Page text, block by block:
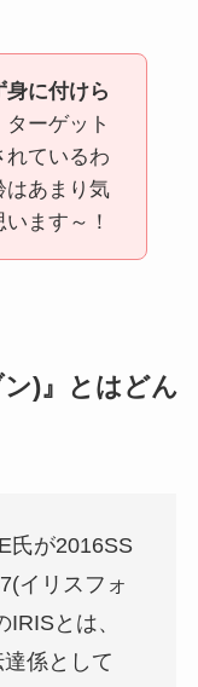
身に付けら
ーゲット
れているわ
はあまり気
ます～！
)』とはどん
氏が2016SS
イリスフォ
とは、
係として